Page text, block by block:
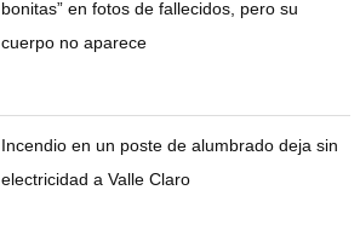
bonitas” en fotos de fallecidos, pero su
cuerpo no aparece
Incendio en un poste de alumbrado deja sin
electricidad a Valle Claro